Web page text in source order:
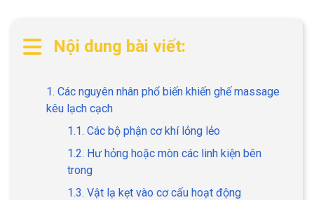
Nội dung bài viết:
1. Các nguyên nhân phổ biến khiến ghế massage
kêu lạch cạch
1.1. Các bộ phận cơ khí lỏng lẻo
1.2. Hư hỏng hoặc mòn các linh kiện bên
trong
1.3. Vật lạ kẹt vào cơ cấu hoạt động